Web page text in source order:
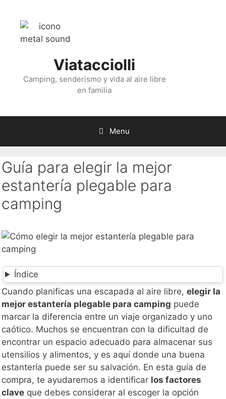
content
Viatacciolli
Camping, senderismo y vida al aire libre
en familia
Menu
Guía para elegir la mejor
estantería plegable para
camping
Índice
Cuando planificas una escapada al aire libre, elegir la
mejor estantería plegable para camping puede
marcar la diferencia entre un viaje organizado y uno
caótico. Muchos se encuentran con la dificultad de
encontrar un espacio adecuado para almacenar sus
utensilios y alimentos, y es aquí donde una buena
estantería puede ser su salvación. En esta guía de
compra, te ayudaremos a identificar los factores
clave que debes considerar al escoger la opción